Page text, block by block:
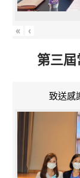
« ‹
第三
致送感